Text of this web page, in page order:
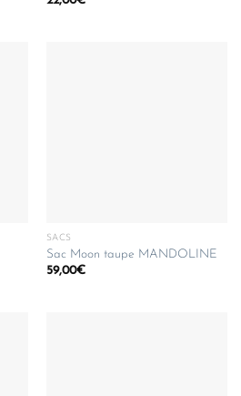
SACS
Sac Moon taupe MANDOLINE
59,00€